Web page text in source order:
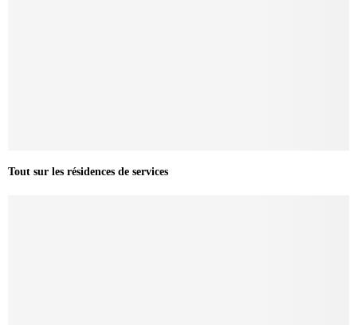
Tout sur les résidences de services